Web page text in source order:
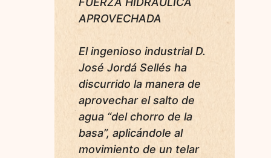
APROVECHADA
El ingenioso industrial D.
José Jordá Sellés ha
discurrido la manera de
aprovechar el salto de
agua “del chorro de la
basa”, aplicándole al
movimiento de un telar